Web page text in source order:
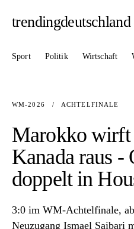
trendingdeutschland
Sport Politik Wirtschaft
WM-2026 / ACHTELFINALE
Marokko wirft
Kanada raus
doppelt in
3:0 im WM-Achtelfinale,
Neuzugang Ismael Saibari